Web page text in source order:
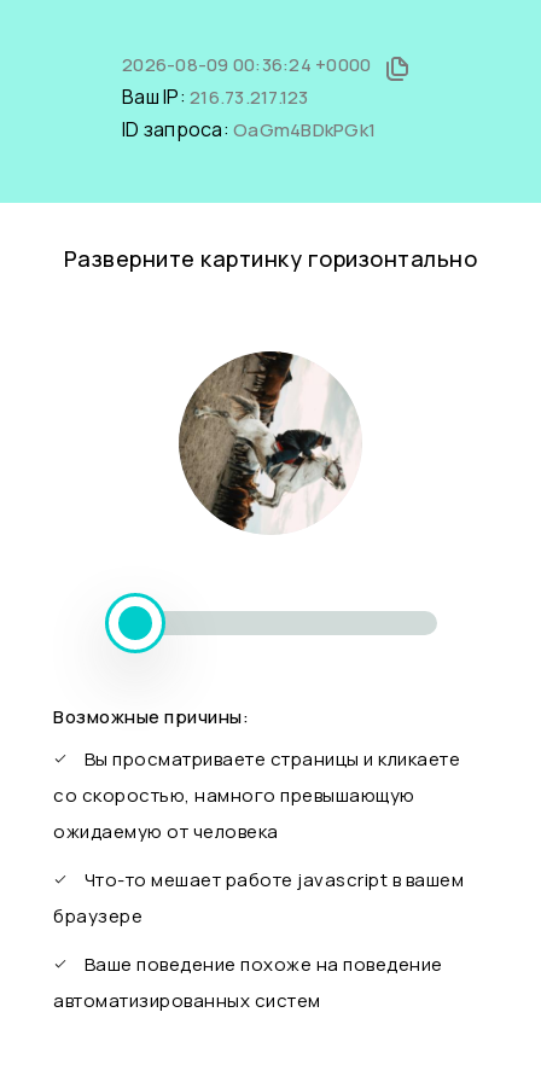
2026-08-09 00:36:24 +0000
Ваш IP: 216.73.217.123
ID запроса: OaGm4BDkPGk1
Разверните картинку горизонтально
Возможные причины:
Вы просматриваете страницы и кликаете
со скоростью, намного превышающую
ожидаемую от человека
Что-то мешает работе javascript в вашем
браузере
Ваше поведение похоже на поведение
автоматизированных систем